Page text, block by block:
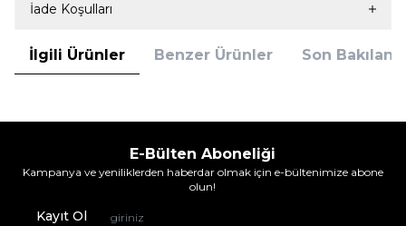
İade Koşulları
İlgili Ürünler Benzer Ürünler Son
E-Bülten Aboneliği
Kampanya ve yeniliklerden haberdar olmak için e-bültenimize abone
olun!
Kayıt Ol